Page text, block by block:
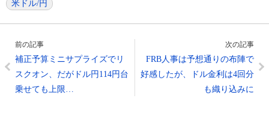
米ドル/円
前の記事
補正予算ミニサプライズでリ
スクオン、だがドル円114円台
乗せても上限…
次の記事
FRB人事は予想通りの布陣で
好感したが、ドル金利は4回分
も織り込みに